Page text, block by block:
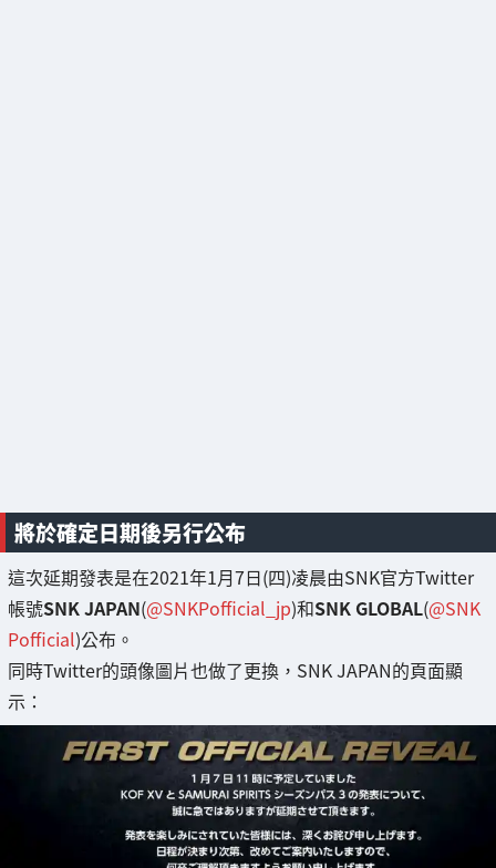
將於確定日期後另行公布
這次延期發表是在2021年1月7日(四)凌晨由SNK官方Twitter
帳號SNK JAPAN(@SNKPofficial_jp)和SNK GLOBAL(@SNK
Pofficial)公布。
同時Twitter的頭像圖片也做了更換，SNK JAPAN的頁面顯
示：